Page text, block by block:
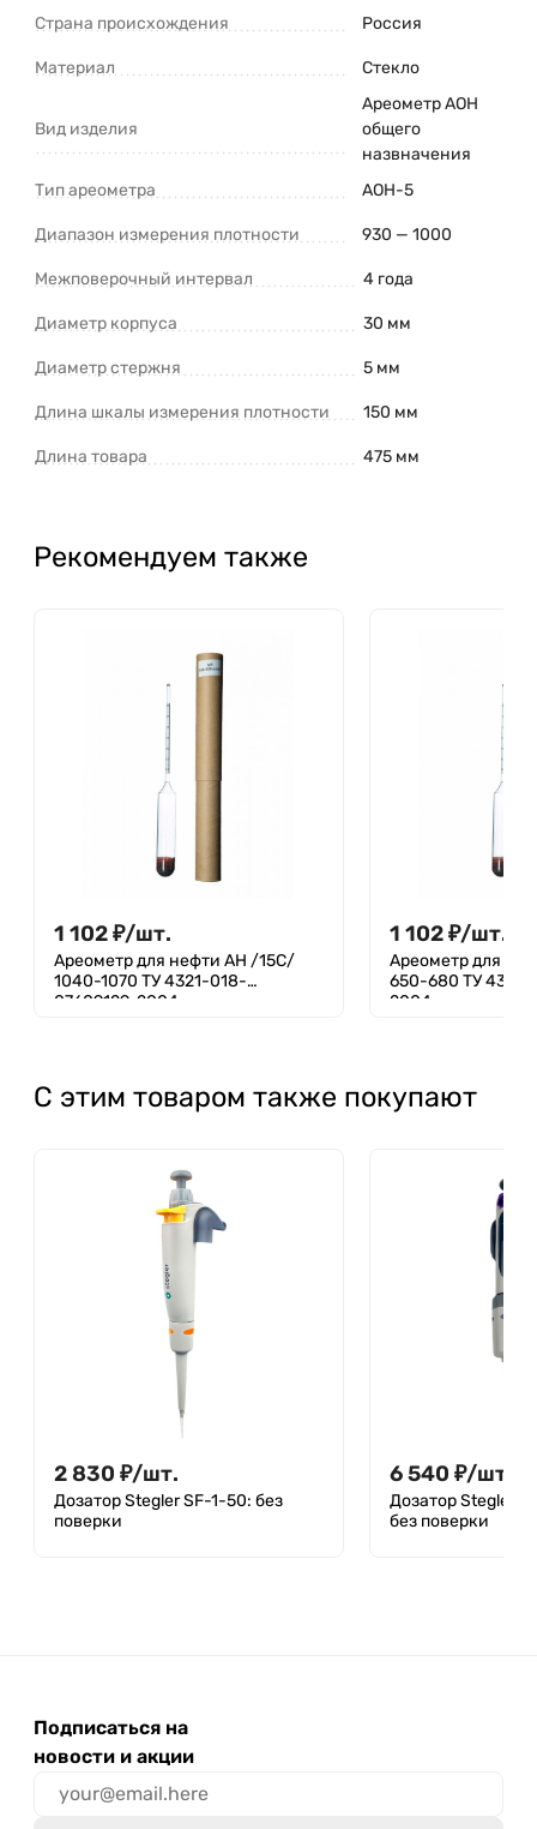
Страна происхождения Россия
Материал Стекло
Вид изделия
Ареометр АОН
общего
назвначения
Тип ареометра
АОН-5
Диапазон измерения плотности 930 — 1000
Межповерочный интервал 4 года
Диаметр корпуса 30 мм
Диаметр стержня 5 мм
Длина шкалы измерения плотности 150 мм
Длина товара 475 мм
Рекомендуем также
1 102₽/шт.
Ареометр для нефти АН /15С/
1040-1070 ТУ 4321-018-
07609129-2004
1 102₽/шт.
Ареометр для
650-680 ТУ 4321-
2004
С этим товаром также покупают
2 830 ₽/шт.
Дозатор Stegler SF-1-50: без
поверки
6 540 ₽/шт.
Дозатор Stegler
без поверки
Подписаться на
новости и акции